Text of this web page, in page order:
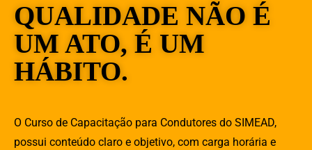
QUALIDADE NÃO É
UM ATO, É UM
HÁBITO.
O Curso de Capacitação para Condutores do SIMEAD,
possui conteúdo claro e objetivo, com carga horária e